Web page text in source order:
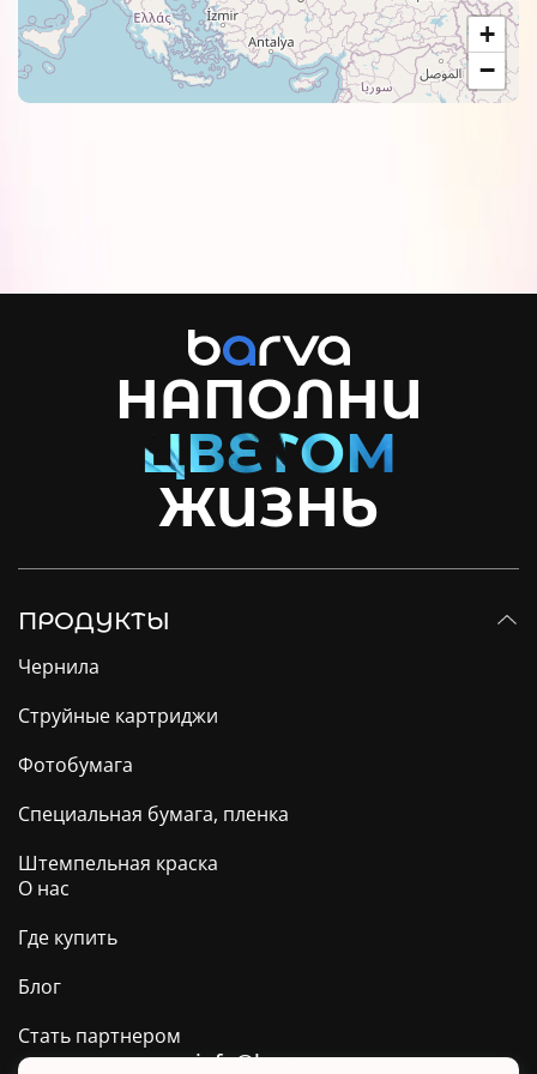
+
−
НАПОЛНИ
ЖИЗНЬ
ПРОДУКТЫ
Чернила
Струйные картриджи
Фотобумага
Специальная бумага, пленка
Штемпельная краска
О нас
Где купить
Блог
Стать партнером
info@barva.ua